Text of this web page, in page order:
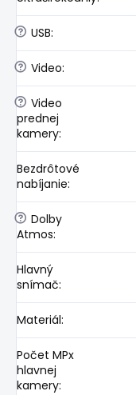
? USB:
? Video:
? Video
prednej
kamery:
Bezdrôtové
nabíjanie:
? Dolby
Atmos:
Hlavný
snímač:
Materiál:
Počet MPx
hlavnej
kamery: